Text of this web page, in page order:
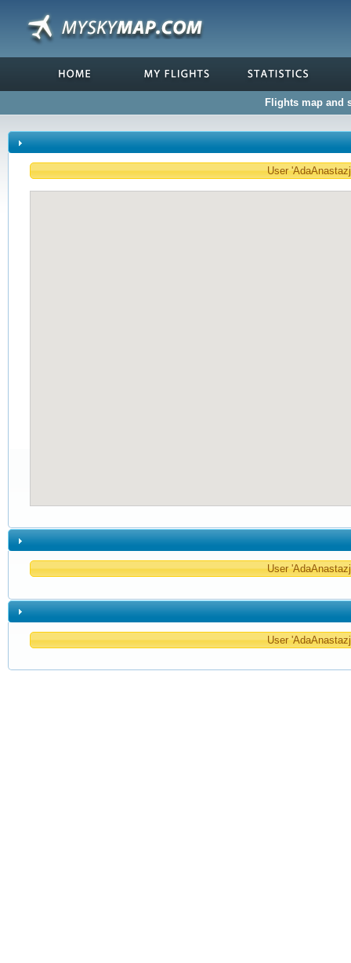
Flights map and
User
User
User